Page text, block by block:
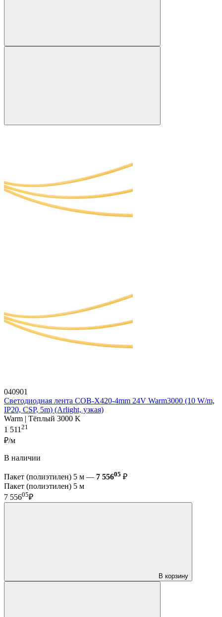
040901
Светодиодная лента COB-X420-4mm 24V Warm3000 (10 W/m,
IP20, CSP, 5m) (Arlight, узкая)
Warm | Тёплый 3000 K
1 51121
₽/м
В наличии
Пакет (полиэтилен) 5 м — 7 55605 ₽
Пакет (полиэтилен) 5 м
7 55605₽
В корзину